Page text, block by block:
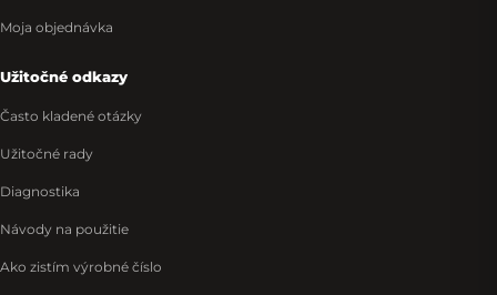
Moja objednávka
Užitočné odkazy
Často kladené otázky
Užitočné rady
Diagnostika
Návody na použitie
Ako zistím výrobné číslo